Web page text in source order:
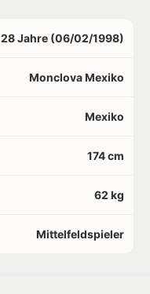
28 Jahre (06/02/1998)
Monclova Mexiko
Mexiko
174 cm
62 kg
Mittelfeldspieler